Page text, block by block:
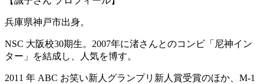
兵庫県神戸市出身。
NSC 大阪校30期生。2007年に渚さんとのコンビ「尼神イン
ター」を結成し、人気を博す。
2011 年 ABC お笑い新人グランプリ新人賞受賞のほか、M-1